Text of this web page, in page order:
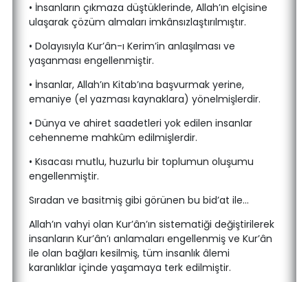
• İnsanların çıkmaza düştüklerinde, Allah’ın elçisine
ulaşarak çözüm almaları imkânsızlaştırılmıştır.
• Dolayısıyla Kur’ân-ı Kerim’in anlaşılması ve
yaşanması engellenmiştir.
• İnsanlar, Allah’ın Kitab’ına başvurmak yerine,
emaniye (el yazması kaynaklara) yönelmişlerdir.
• Dünya ve ahiret saadetleri yok edilen insanlar
cehenneme mahkûm edilmişlerdir.
• Kısacası mutlu, huzurlu bir toplumun oluşumu
engellenmiştir.
Sıradan ve basitmiş gibi görünen bu bid’at ile…
Allah’ın vahyi olan Kur’ân’ın sistematiği değiştirilerek
insanların Kur’ân’ı anlamaları engellenmiş ve Kur’ân
ile olan bağları kesilmiş, tüm insanlık âlemi
karanlıklar içinde yaşamaya terk edilmiştir.